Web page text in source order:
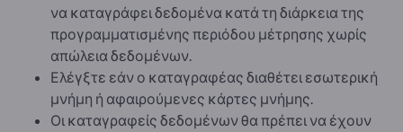
να καταγράφει δεδομένα κατά τη διάρκεια της
προγραμματισμένης περιόδου μέτρησης χωρίς
απώλεια δεδομένων.
Ελέγξτε εάν ο καταγραφέας διαθέτει εσωτερική
μνήμη ή αφαιρούμενες κάρτες μνήμης.
Οι καταγραφείς δεδομένων θα πρέπει να έχουν